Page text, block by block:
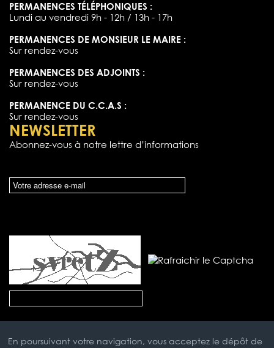
PERMANENCES TÉLÉPHONIQUES :
Lundi au vendredi 9h - 12h / 13h - 17h
PERMANENCES DE MONSIEUR LE MAIRE :
Sur rendez-vous
PERMANENCES DES ADJOINTS :
Sur rendez-vous
PERMANENCE DU C.C.A.S :
Sur rendez-vous
NEWSLETTER
Abonnez-vous à notre lettre d’informations
En poursuivant votre navigation, vous acceptez le dépôt de